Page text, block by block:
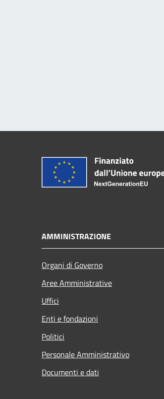
AMMINISTRAZIONE
Organi di Governo
Aree Amministrative
Uffici
Enti e fondazioni
Politici
Personale Amministrativo
Documenti e dati